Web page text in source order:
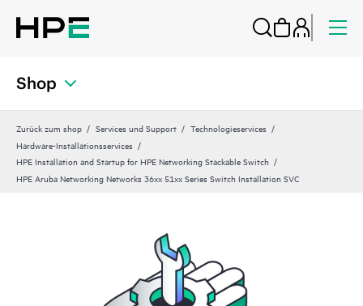
Shop
Zurück zum shop Services und Support
Technologieservices
Hardware-Installationsservices
HPE Installation and Startup for HPE Networking Stackable Switch
HPE Aruba Networking Networks 36xx 51xx Series Switch Installation SVC